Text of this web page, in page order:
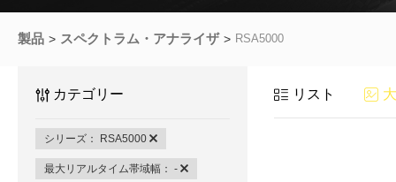
製品 スペクトラム・アナライザ RSA5000
カテゴリー
シリーズ： RSA5000
最大リアルタイム帯域幅： -
リスト